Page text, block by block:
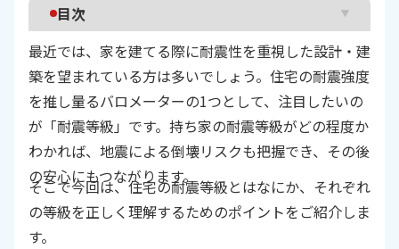
目次
耐震等級とは？
耐震等級の高い住宅を建てる際の注意点
おわりに
最近では、家を建てる際に耐震性を重視した設計・建
築を望まれている方は多いでしょう。住宅の耐震強度
を推し量るバロメーターの1つとして、注目したいの
が「耐震等級」です。持ち家の耐震等級がどの程度か
わかれば、地震による倒壊リスクも把握でき、その後
の安心にもつながります。
そこで今回は、住宅の耐震等級とはなにか、それぞれ
の等級を正しく理解するためのポイントをご紹介しま
す。